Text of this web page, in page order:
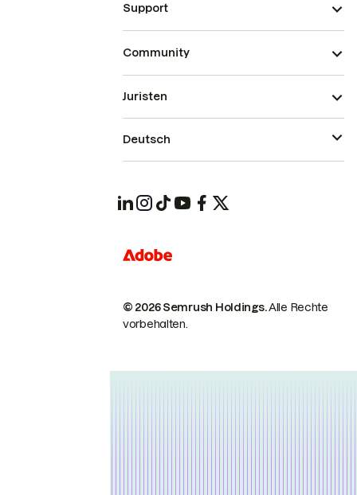
Support
Community
© 2026 Semrush Holdings.Alle Rechte
vorbehalten.
Juristen
Deutsch